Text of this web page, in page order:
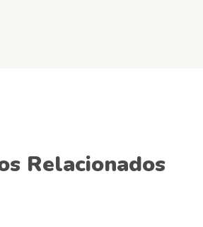
Relacionados